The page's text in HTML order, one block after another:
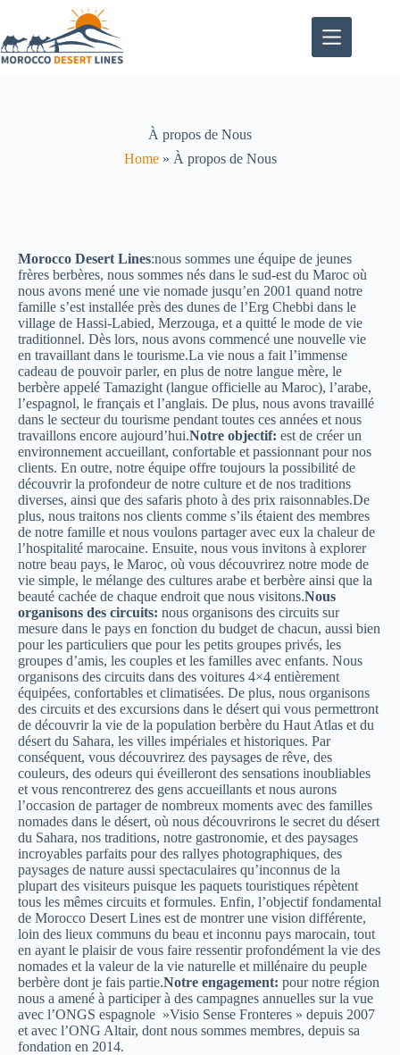
À propos de Nous
Home» À propos de Nous
Morocco Desert Lines:nous sommes une équipe de jeunes
frères berbères, nous sommes nés dans le sud-est du Maroc où
nous avons mené une vie nomade jusqu’en 2001 quand notre
famille s’est installée près des dunes de l’Erg Chebbi dans le
village de Hassi-Labied, Merzouga, et a quitté le mode de vie
traditionnel. Dès lors, nous avons commencé une nouvelle vie
en travaillant dans le tourisme.La vie nous a fait l’immense
cadeau de pouvoir parler, en plus de notre langue mère, le
berbère appelé Tamazight (langue officielle au Maroc), l’arabe,
l’espagnol, le français et l’anglais. De plus, nous avons travaillé
dans le secteur du tourisme pendant toutes ces années et nous
travaillons encore aujourd’hui.Notre objectif: est de créer un
environnement accueillant, confortable et passionnant pour nos
clients. En outre, notre équipe offre toujours la possibilité de
découvrir la profondeur de notre culture et de nos traditions
diverses, ainsi que des safaris photo à des prix raisonnables.De
plus, nous traitons nos clients comme s’ils étaient des membres
de notre famille et nous voulons partager avec eux la chaleur de
l’hospitalité marocaine. Ensuite, nous vous invitons à explorer
notre beau pays, le Maroc, où vous découvrirez notre mode de
vie simple, le mélange des cultures arabe et berbère ainsi que la
beauté cachée de chaque endroit que nous visitons.Nous
organisons des circuits: nous organisons des circuits sur
mesure dans le pays en fonction du budget de chacun, aussi bien
pour les particuliers que pour les petits groupes privés, les
groupes d’amis, les couples et les familles avec enfants. Nous
organisons des circuits dans des voitures 4×4 entièrement
équipées, confortables et climatisées. De plus, nous organisons
des circuits et des excursions dans le désert qui vous permettront
de découvrir la vie de la population berbère du Haut Atlas et du
désert du Sahara, les villes impériales et historiques. Par
conséquent, vous découvrirez des paysages de rêve, des
couleurs, des odeurs qui éveilleront des sensations inoubliables
et vous rencontrerez des gens accueillants et nous aurons
l’occasion de partager de nombreux moments avec des familles
nomades dans le désert, où nous découvrirons le secret du désert
du Sahara, nos traditions, notre gastronomie, et des paysages
incroyables parfaits pour des rallyes photographiques, des
paysages de nature aussi spectaculaires qu’inconnus de la
plupart des visiteurs puisque les paquets touristiques répètent
tous les mêmes circuits et formules. Enfin, l’objectif fondamental
de Morocco Desert Lines est de montrer une vision différente,
loin des lieux communs du beau et inconnu pays marocain, tout
en ayant le plaisir de vous faire ressentir profondément la vie des
nomades et la valeur de la vie naturelle et millénaire du peuple
berbère dont je fais partie.Notre engagement: pour notre région
nous a amené à participer à des campagnes annuelles sur la vue
avec l’ONGS espagnole »Visio Sense Fronteres » depuis 2007
et avec l’ONG Altair, dont nous sommes membres, depuis sa
fondation en 2014.